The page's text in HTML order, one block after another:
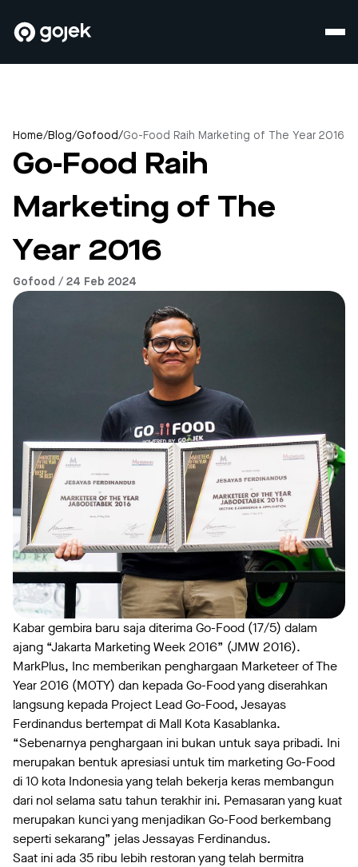
Home/Blog/Gofood/Go-Food Raih Marketing of The Year 2016
Go-Food Raih
Marketing of The
Year 2016
Gofood / 24 Feb 2024
Kabar gembira baru saja diterima Go-Food (17/5) dalam
ajang “Jakarta Marketing Week 2016” (JMW 2016).
MarkPlus, Inc memberikan penghargaan Marketeer of The
Year 2016 (MOTY) dan kepada Go-Food yang diserahkan
langsung kepada Project Lead Go-Food, Jesayas
Ferdinandus bertempat di Mall Kota Kasablanka.
“Sebenarnya penghargaan ini bukan untuk saya pribadi. Ini
merupakan bentuk apresiasi untuk tim marketing Go-Food
di 10 kota Indonesia yang telah bekerja keras membangun
dari nol selama satu tahun terakhir ini. Pemasaran yang kuat
merupakan kunci yang menjadikan Go-Food berkembang
seperti sekarang” jelas Jessayas Ferdinandus.
Saat ini ada 35 ribu lebih restoran yang telah bermitra